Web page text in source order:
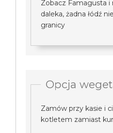
Zobacz Famagusta
daleka, żadna łódź
granicy
Opcja
Zamów przy kasie i
kotletem zamiast